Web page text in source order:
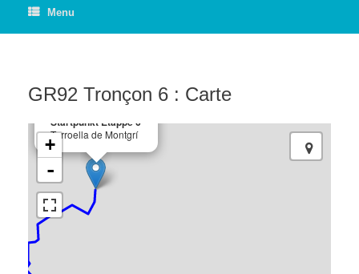
Menu
GR92 Tronçon 6 : Carte
Startpunkt Etappe 6
Torroella de Montgrí
+
-